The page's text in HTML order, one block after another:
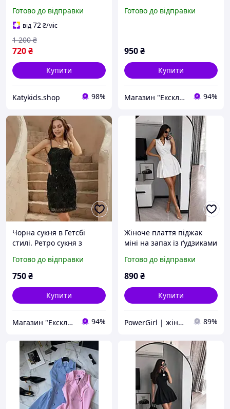
з поясом і ґудзиками біло-
чорна, 8-12 років, Тая
Готово до відправки
від72₴/міс
720₴
1 200 ₴
Купити
Katykids.shop 98%
Готово до відправки
950₴
Купити
Магазин "Ексклюзив" 94%
Чорна сукня в Гетсбі
стилі. Ретро сукня з
Готово до відправки
750₴
Купити
Магазин "Ексклюзив" 94%
Жіноче плаття піджак
міні на запах із ґудзиками
рожеве бежеве
Готово до відправки
890₴
Купити
PowerGirl | жіночий одяг 89%